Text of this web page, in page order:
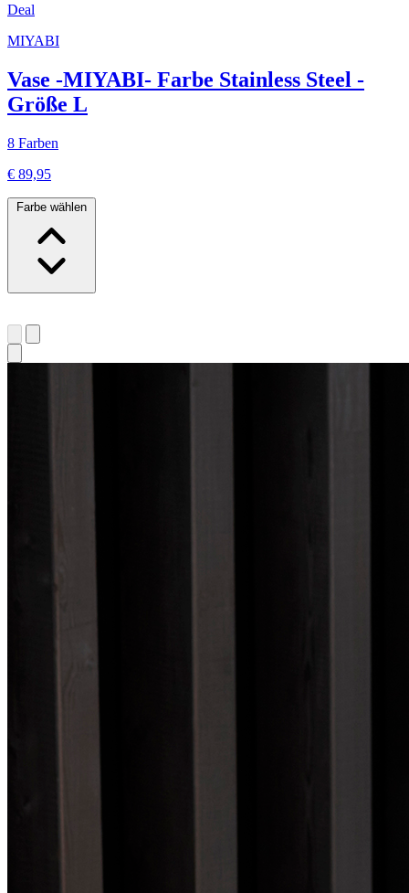
Deal
MIYABI
Vase -MIYABI- Farbe Stainless Steel -
Größe L
8 Farben
€ 89,95
Farbe wählen